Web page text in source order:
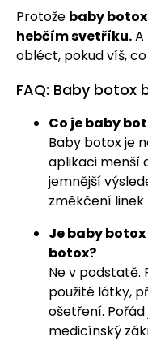
Protože baby
hebčím svetříku.A
obléct, pokud víš,
FAQ: Baby botox
Co je baby
Baby botox je
aplikaci menší
jemnější
změkčení linek
Je baby
botox?
Ne v podstatě.
použité látky,
ošetření.
medicínský